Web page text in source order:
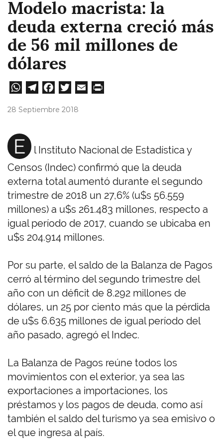
Modelo macrista: la
deuda externa creció más
de 56 mil millones de
dólares
W
A
pp
Te
m
Fa
28 Septiembre 2018
E
l Instituto Nacional de Estadística y
Censos (Indec) confirmó que la deuda
externa total aumentó durante el segundo
trimestre de 2018 un 27,6% (u$s 56.559
millones) a u$s 261.483 millones, respecto a
igual período de 2017, cuando se ubicaba en
u$s 204.914 millones.
Por su parte, el saldo de la Balanza de Pagos
cerró al término del segundo trimestre del
año con un déficit de 8.292 millones de
dólares, un 25 por ciento más que la pérdida
de u$s 6.635 millones de igual período del
año pasado, agregó el Indec.
La Balanza de Pagos reúne todos los
movimientos con el exterior, ya sea las
exportaciones a importaciones, los
préstamos y los pagos de deuda, como así
también el saldo del turismo ya sea emisivo o
el que ingresa al país.